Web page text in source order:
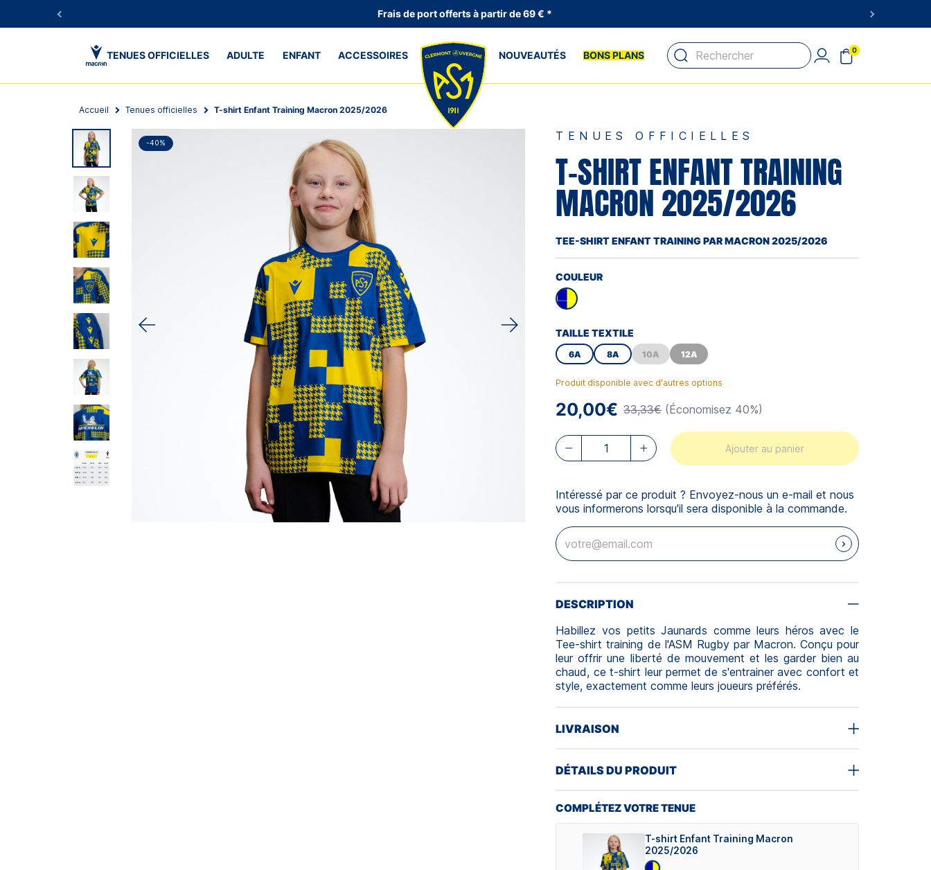
Frais de port offerts à partir de 69 € *
TENUES OFFICIELLES ADULTE ENFANT ACCESSOIRES NOUVEAUTÉS BONS PLANS 0
Accueil Tenues officielles T-shirt Enfant Training Macron 2025/2026
-40%
TENUES OFFICIELLES
T-SHIRT ENFANT TRAINING
MACRON 2025/2026
TEE-SHIRT ENFANT TRAINING PAR MACRON 2025/2026
COULEUR
TAILLE TEXTILE
6A 8A 10A 12A
Produit disponible avec d'autres options
20,00€ 33,33€ (Économisez 40%)
Ajouter au panier
Intéressé par ce produit ? Envoyez-nous un e-mail et nous
vous informerons lorsqu'il sera disponible à la commande.
DESCRIPTION
Habillez vos petits Jaunards comme leurs héros avec le
Tee-shirt training de l'ASM Rugby par Macron. Conçu pour
leur offrir une liberté de mouvement et les garder bien au
chaud, ce t-shirt leur permet de s'entrainer avec confort et
style, exactement comme leurs joueurs préférés.
LIVRAISON
DÉTAILS DU PRODUIT
COMPLÉTEZ VOTRE TENUE
T-shirt Enfant Training Macron
2025/2026